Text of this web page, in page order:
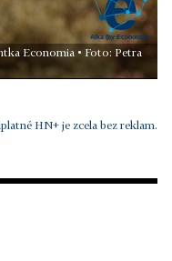
Economia • Foto: Petra
HN+ je zcela bez reklam.